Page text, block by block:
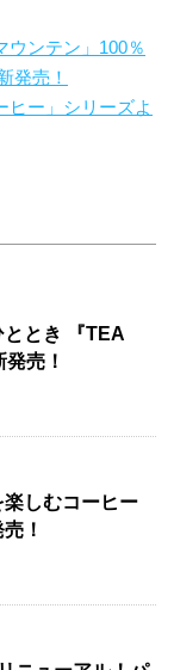
ウンテン」100％
発売！
ヒー」シリーズよ
ととき 『TEA
売！
しむコーヒー
！